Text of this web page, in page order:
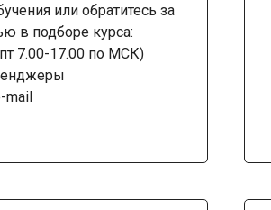
или обратитесь за
в подборе курса:
7.00-17.00 по МСК)